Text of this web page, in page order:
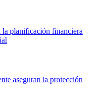
la planificación financiera
aseguran la protección